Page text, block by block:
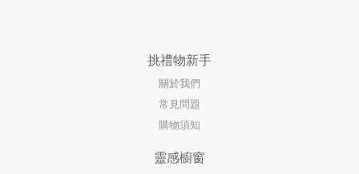
挑禮物新手
關於我們
常見問題
購物須知
靈感櫥窗